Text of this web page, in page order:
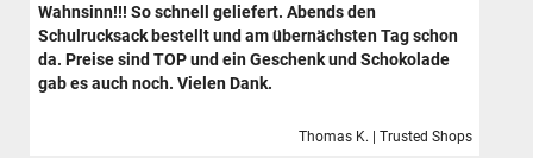
Wahnsinn!!! So schnell geliefert. Abends den
Schulrucksack bestellt und am übernächsten Tag schon
da. Preise sind TOP und ein Geschenk und Schokolade
gab es auch noch. Vielen Dank.
Thomas K. | Trusted Shops